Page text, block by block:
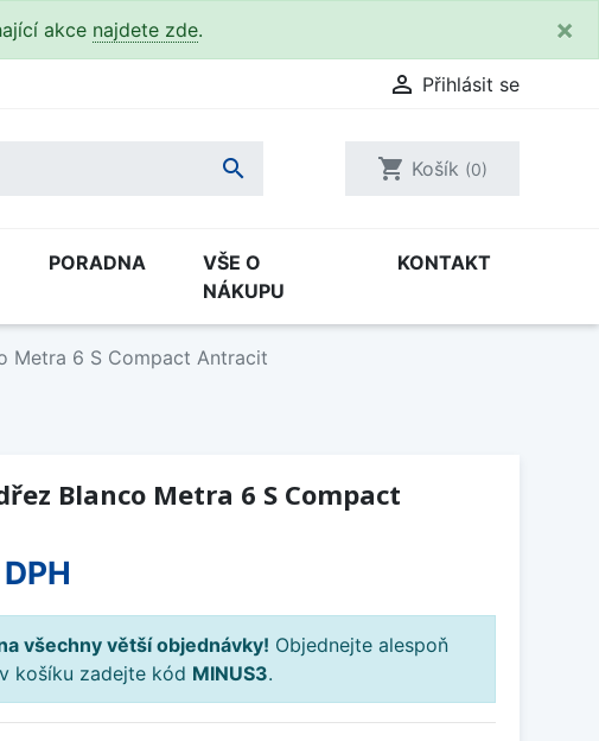
akce najdete zde. ×
 Přihlásit se
 shopping_cart Košík (0)
PORADNA
VŠE O
NÁKUPU
KONTAKT
Metra 6 S Compact Antracit
Blanco Metra 6 S Compact
všechny větší objednávky! Objednejte alespoň
košíku zadejte kód MINUS3.